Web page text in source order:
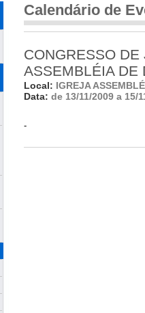
Calendário de
CONGRESSO
ASSEMBLÉIA DE
Local: IGREJA
Data: de 13/11/2009 a 15/
-